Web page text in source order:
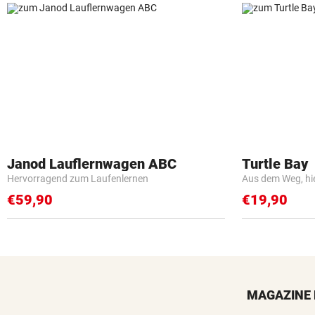
Janod Lauflernwagen ABC
Hervorragend zum Laufenlernen
€59,90
Turtle Bay
Aus dem Weg,
€19,90
MAGAZINE